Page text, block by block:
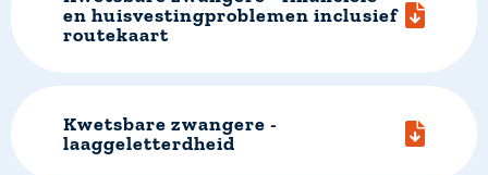
en huisvestingproblemen inclusief
routekaart
Kwetsbare zwangere -
laaggeletterdheid